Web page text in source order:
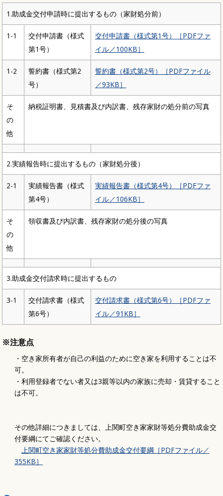
1.助成金交付申請時に提出するもの（家財処分前）
1-1
交付申請書（様式
第1号）
交付申請書（様式第1号）［PDFファ
イル／100KB］
1-2
誓約書（様式第2
号）
誓約書（様式第2号）［PDFファイル
／93KB］
そ
の
他
納税証明書、見積書及び内訳書、残存家財の処分前の写真
2.実績報告時に提出するもの（家財処分後）
2-1
実績報告書（様式
第4号）
実績報告書（様式第4号）［PDFファ
イル／106KB］
そ
の
他
領収書及び内訳書、残存家財の処分後の写真
3.助成金交付請求時に提出するもの
3-1
交付請求書（様式
第6号）
交付請求書（様式第6号）［PDFファ
イル／91KB］
※注意点
・空き家所有者が自己の利益のために空き家を利用することは不
可。
・利用登録者でない者又は3親等以内の家族に売却・賃貸すること
は不可。
その他詳細につきましては、上関町空き家家財等処分費助成金交
付要綱にてご確認ください。
上関町空き家家財等処分費助成金交付要綱［PDFファイル／
355KB］